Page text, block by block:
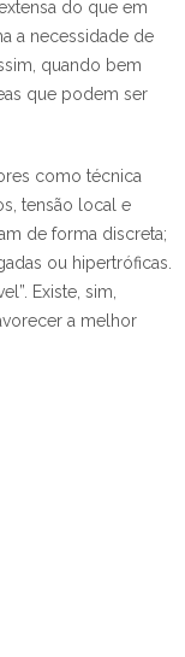
do que em
a necessidade de
quando bem
que podem ser
como técnica
tensão local e
de forma discreta;
ou hipertróficas.
Existe, sim,
a melhor